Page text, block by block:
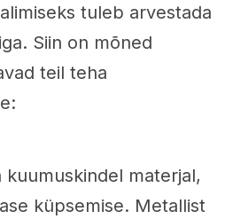
tuleb arvestada
Siin on mõned
teil teha
kuumuskindel materjal,
küpsemise. Metallist